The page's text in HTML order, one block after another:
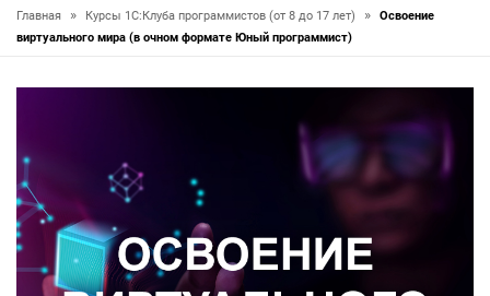
Главная » Курсы 1С:Клуба программистов (от 8 до 17 лет) »
Освоение
виртуального мира (в очном формате Юный программист)